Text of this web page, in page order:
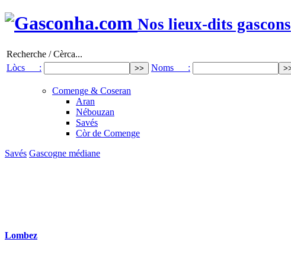
Nos lieux-dits gascons
Recherche / Cèrca...
Lòcs :
Noms :
Comenge & Coseran
Aran
Nébouzan
Savés
Còr de Comenge
Savés Gascogne médiane
Lombez